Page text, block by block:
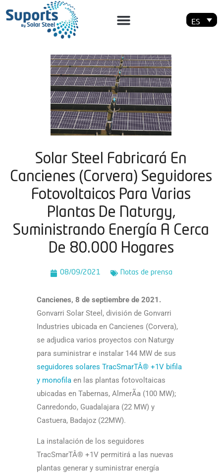
ES
Solar Steel Fabricará En
Cancienes (Corvera) Seguidores
Fotovoltaicos Para Varias
Plantas De Naturgy,
Suministrando Energí­a A Cerca
De 80.000 Hogares
08/09/2021 Notas de prensa
Cancienes, 8 de septiembre de 2021.
Gonvarri Solar Steel, división de Gonvarri
Industries ubicada en Cancienes (Corvera),
se adjudica varios proyectos con Naturgy
para suministrar e instalar 144 MW de sus
seguidores solares TracSmarTÂ® +1V bifila
y monofila en las plantas fotovoltaicas
ubicadas en Tabernas, AlmerÃ­a (100 MW);
Canredondo, Guadalajara (22 MW) y
Castuera, Badajoz (22MW).
La instalación de los seguidores
TracSmarTÂ® +1V permitirá a las nuevas
plantas generar y suministrar energí­a